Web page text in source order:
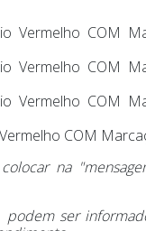
Vermelho COM
Vermelho COM
Vermelho COM
COM
na
podem ser